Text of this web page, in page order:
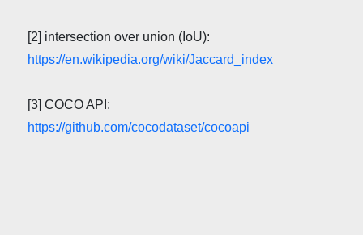
[2] intersection over union (IoU):
https://en.wikipedia.org/wiki/Jaccard_index
[3] COCO API:
https://github.com/cocodataset/cocoapi